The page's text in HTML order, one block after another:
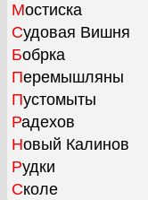
Мостиска
Судовая Вишня
Бобрка
Перемышляны
Пустомыты
Радехов
Новый Калинов
Рудки
Сколе